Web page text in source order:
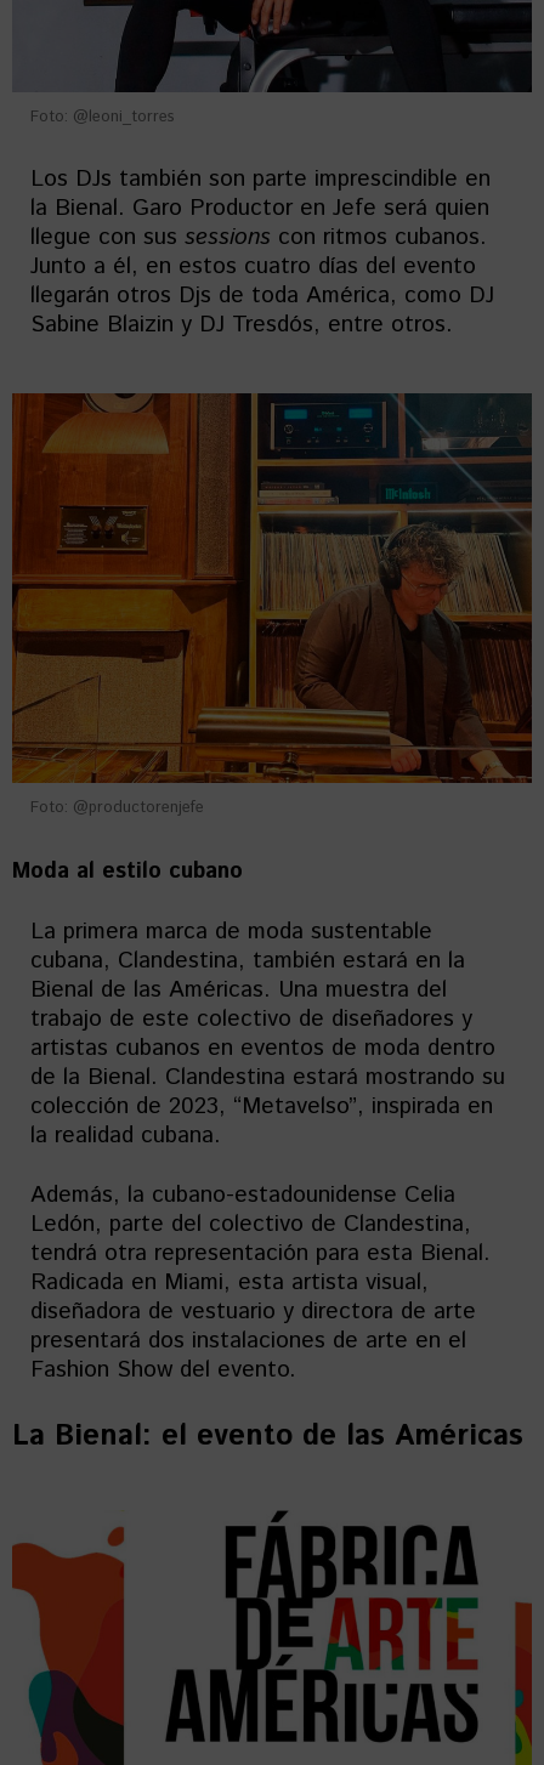
Foto: @leoni_torres
Los DJs también son parte imprescindible en
la Bienal. Garo Productor en Jefe será quien
llegue con sus sessions con ritmos cubanos.
Junto a él, en estos cuatro días del evento
llegarán otros Djs de toda América, como DJ
Sabine Blaizin y DJ Tresdós, entre otros.
Foto: @productorenjefe
Moda al estilo cubano
La primera marca de moda sustentable
cubana, Clandestina, también estará en la
Bienal de las Américas. Una muestra del
trabajo de este colectivo de diseñadores y
artistas cubanos en eventos de moda dentro
de la Bienal. Clandestina estará mostrando su
colección de 2023, “Metavelso”, inspirada en
la realidad cubana.
Además, la cubano-estadounidense Celia
Ledón, parte del colectivo de Clandestina,
tendrá otra representación para esta Bienal.
Radicada en Miami, esta artista visual,
diseñadora de vestuario y directora de arte
presentará dos instalaciones de arte en el
Fashion Show del evento.
La Bienal: el evento de las Américas